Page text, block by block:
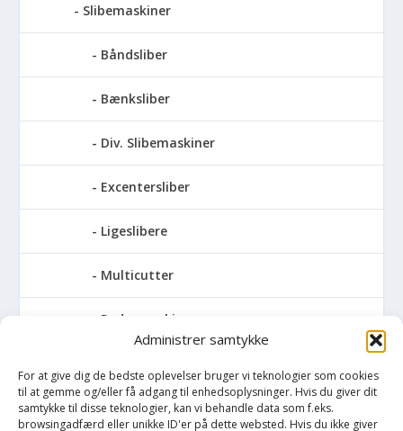
Administrer samtykke
For at give dig de bedste oplevelser bruger vi teknologier som cookies
til at gemme og/eller få adgang til enhedsoplysninger. Hvis du giver dit
samtykke til disse teknologier, kan vi behandle data som f.eks.
browsingadfærd eller unikke ID'er på dette websted. Hvis du ikke giver
Slibemaskiner
Båndsliber
Bænksliber
Div. Slibemaskiner
Excentersliber
Ligeslibere
Multicutter
Pudsemaskiner
høvlknive
Vådsliber